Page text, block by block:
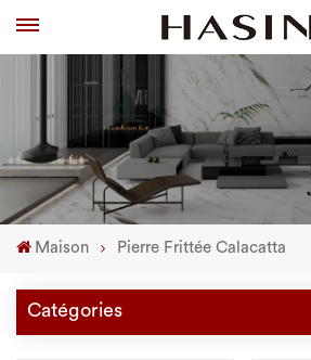
Maison Pierre Frittée Calacatta
Catégories